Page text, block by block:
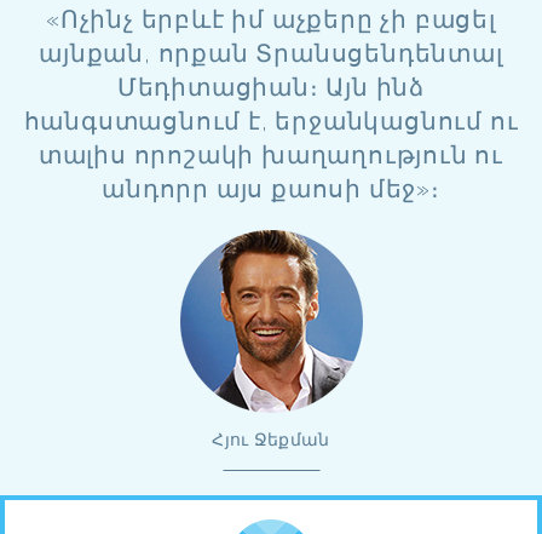
«Ոչինչ երբևէ իմ աչքերը չի բացել
այնքան, որքան Տրանսցենդենտալ
Մեդիտացիան։ Այն ինձ
հանգստացնում է, երջանկացնում ու
տալիս որոշակի խաղաղություն ու
անդորր այս քաոսի մեջ»։
Հյու Ջեքման